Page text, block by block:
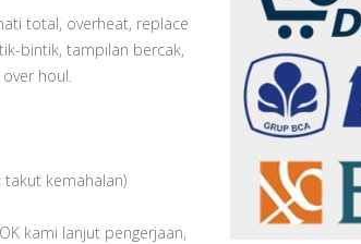
total, overheat, replace
bintik, tampilan bercak,
houl.
kemahalan)
kami lanjut pengerjaan,